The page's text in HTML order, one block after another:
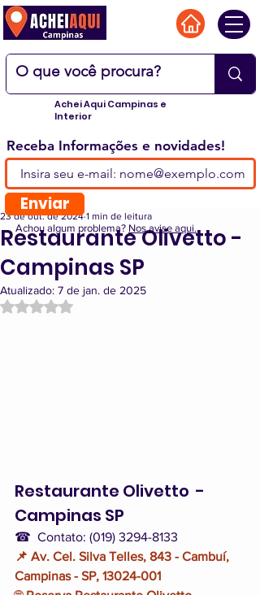
Achei Aqui Campinas e
Interior
Restaurante Olivetto -
Campinas SP
23 de out. de 2024 1 min de leitura
Atualizado: 7 de jan. de 2025
Avaliado com NaN de 5 estrelas.
Restaurante Olivetto  -
Campinas SP
☎  Contato: (019) 3294-8133
📌 Av. Cel. Silva Telles, 843 - Cambuí,
Campinas - SP, 13024-001
Receba Informações e novidades!
Enviar
Achou algum problema? Nos avise aqui.